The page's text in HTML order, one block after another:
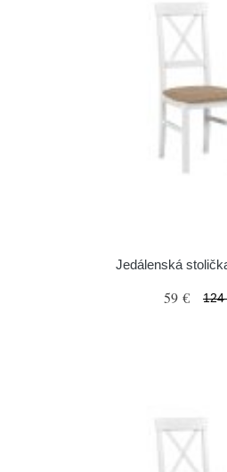
Jedálenská
59 € 124